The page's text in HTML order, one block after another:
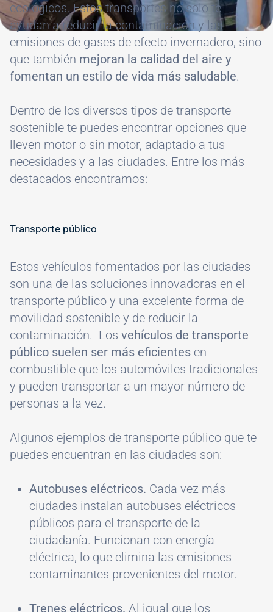
ecológicos. Estos transportes no solo te
ayudan a reducir la contaminación y las
emisiones de gases de efecto invernadero, sino
que también mejoran la calidad del aire y
fomentan un estilo de vida más saludable.
Dentro de los diversos tipos de transporte
sostenible te puedes encontrar opciones que
lleven motor o sin motor, adaptado a tus
necesidades y a las ciudades. Entre los más
destacados encontramos:
Transporte público
Estos vehículos fomentados por las ciudades
son una de las soluciones innovadoras en el
transporte público y una excelente forma de
movilidad sostenible y de reducir la
contaminación. Los vehículos de transporte
público suelen ser más eficientes en
combustible que los automóviles tradicionales
y pueden transportar a un mayor número de
personas a la vez.
Algunos ejemplos de transporte público que te
puedes encuentran en las ciudades son:
Autobuses eléctricos. Cada vez más
ciudades instalan autobuses eléctricos
públicos para el transporte de la
ciudadanía. Funcionan con energía
eléctrica, lo que elimina las emisiones
contaminantes provenientes del motor.
Trenes eléctricos. Al igual que los